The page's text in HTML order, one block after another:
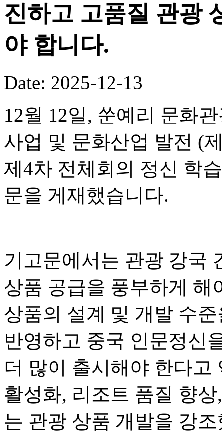
진하고 고품질 관광
야 합니다.
Date: 2025-12-13
12월 12일, 쑨예리 문화
사업 및 문화산업 발전 (
제4차 전체회의 정신 학
문을 게재했습니다.
기고문에서는 관광 강국
상품 공급을 풍부하게 해
상품의 설계 및 개발 수
반영하고 중국 인문정신
더 많이 출시해야 한다고
활성화, 리조트 품질 향
는 관광 상품 개발을 강